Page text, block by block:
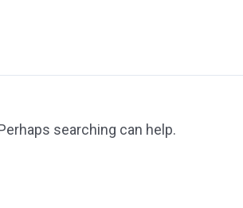
searching can help.